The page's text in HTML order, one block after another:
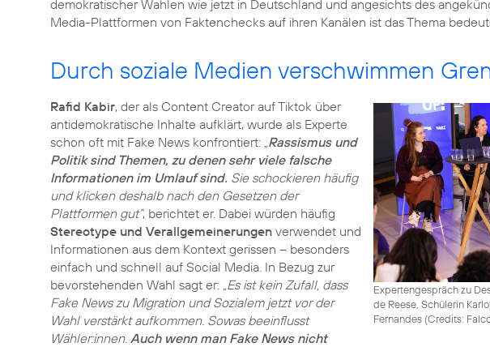
demokratischer Wahlen wie jetzt in Deutschland und angesichts des
Media-Plattformen von Faktenchecks auf ihren Kanälen ist das Thema
Durch soziale Medien verschwimmen
Expertengespräch zu
de Reese, Schülerin
Fernandes (Credits:
Rafid Kabir, der als Content Creator auf Tiktok über
antidemokratische Inhalte aufklärt, wurde als Experte
schon oft mit Fake News konfrontiert: „Rassismus und
Politik sind Themen, zu denen sehr viele falsche
Informationen im Umlauf sind. Sie schockieren häufig
und klicken deshalb nach den Gesetzen der
Plattformen gut“, berichtet er. Dabei würden häufig
Stereotype und Verallgemeinerungen verwendet und
Informationen aus dem Kontext gerissen – besonders
einfach und schnell auf Social Media. In Bezug zur
bevorstehenden Wahl sagt er: „Es ist kein Zufall, dass
Fake News zu Migration und Sozialem jetzt vor der
Wahl verstärkt aufkommen. Sowas beeinflusst
Wähler:innen. Auch wenn man Fake News nicht